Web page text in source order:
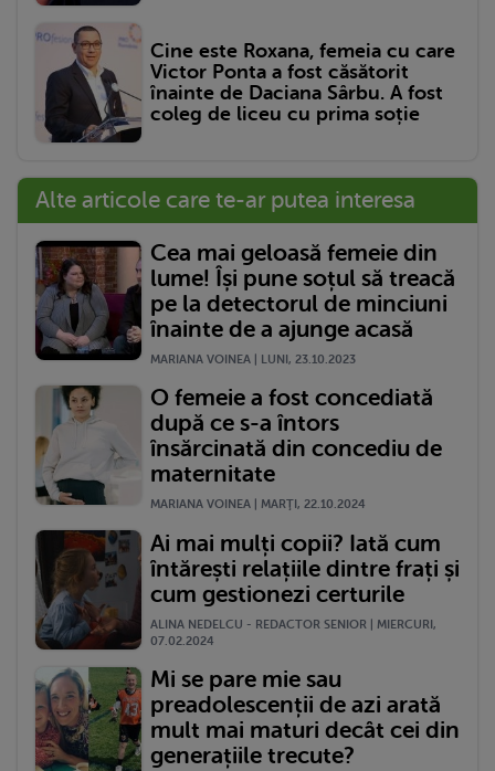
Cine este Roxana, femeia cu care
Victor Ponta a fost căsătorit
înainte de Daciana Sârbu. A fost
coleg de liceu cu prima soție
Alte articole care te-ar putea interesa
Cea mai geloasă femeie din
lume! Își pune soțul să treacă
pe la detectorul de minciuni
înainte de a ajunge acasă
MARIANA VOINEA | LUNI, 23.10.2023
O femeie a fost concediată
după ce s-a întors
însărcinată din concediu de
maternitate
MARIANA VOINEA | MARŢI, 22.10.2024
Ai mai mulți copii? Iată cum
întărești relațiile dintre frați și
cum gestionezi certurile
ALINA NEDELCU - REDACTOR SENIOR | MIERCURI,
07.02.2024
Mi se pare mie sau
preadolescenții de azi arată
mult mai maturi decât cei din
generațiile trecute?